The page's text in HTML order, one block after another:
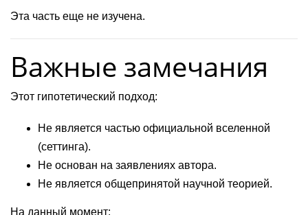
Эта часть еще не изучена.
Важные замечания
Этот гипотетический подход:
Не является частью официальной вселенной
(сеттинга).
Не основан на заявлениях автора.
Не является общепринятой научной теорией.
На данный момент: